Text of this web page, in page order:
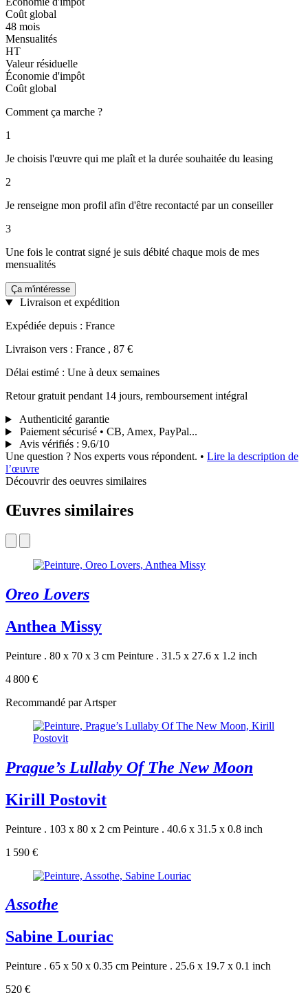
Coût global
48 mois
Mensualités
HT
Valeur résiduelle
Économie d'impôt
Coût global
Comment ça marche ?
1
Je choisis l'œuvre qui me plaît et la durée souhaitée du leasing
2
Je renseigne mon profil afin d'être recontacté par un conseiller
3
Une fois le contrat signé je suis débité chaque mois de mes
mensualités
Ça m'intéresse
Livraison et expédition
Expédiée depuis : France
Livraison vers : France , 87 €
Délai estimé : Une à deux semaines
Retour gratuit pendant 14 jours, remboursement intégral
Authenticité garantie
Paiement sécurisé • CB, Amex, PayPal...
Avis vérifiés : 9.6/10
Une question ? Nos experts vous répondent. • Lire la description de
l’œuvre
Découvrir des oeuvres similaires
Œuvres similaires
Oreo Lovers
Anthea Missy
Peinture . 80 x 70 x 3 cm Peinture . 31.5 x 27.6 x 1.2 inch
4 800 €
Recommandé par Artsper
Prague’s Lullaby Of The New Moon
Kirill Postovit
Peinture . 103 x 80 x 2 cm Peinture . 40.6 x 31.5 x 0.8 inch
1 590 €
Assothe
Sabine Louriac
Peinture . 65 x 50 x 0.35 cm Peinture . 25.6 x 19.7 x 0.1 inch
520 €